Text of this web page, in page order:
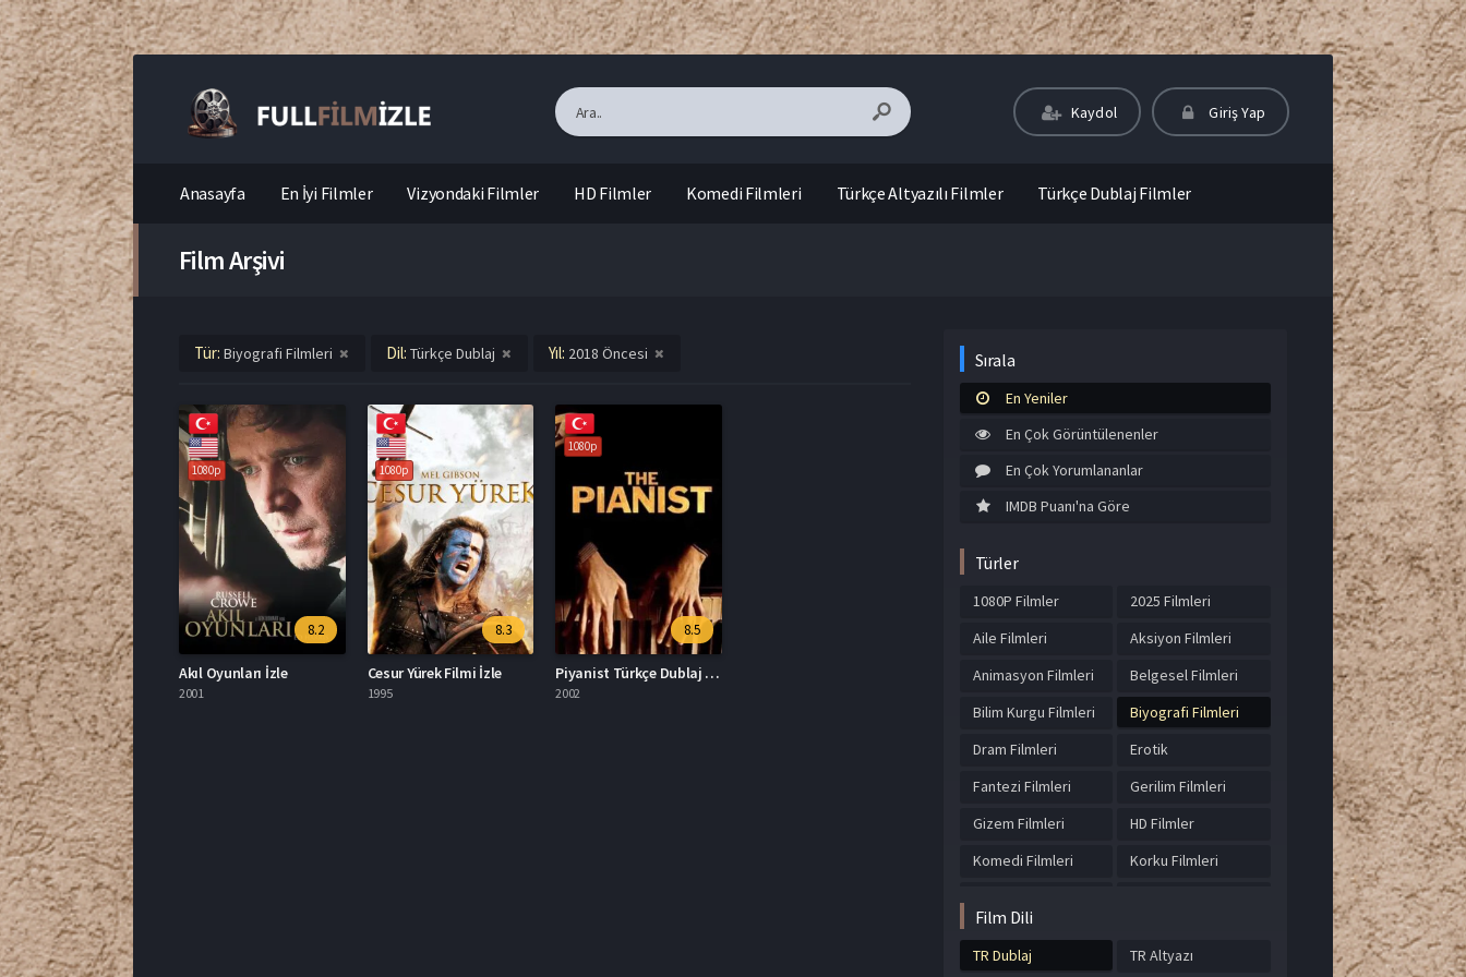
Kaydol Giriş Yap
Anasayfa En İyi Filmler Vizyondaki Filmler HD Filmler Komedi Filmleri Türkçe Altyazılı Filmler Türkçe Dublaj Filmler
Film Arşivi
Tür: Biyografi Filmleri Dil: Türkçe Dublaj Yıl: 2018 Öncesi
1080p
8.2
Akıl Oyunları İzle
2001
1080p
8.3
Cesur Yürek Filmi İzle
1995
1080p
8.5
Piyanist Türkçe Dublaj İzle
2002
Sırala
En Yeniler
En Çok Görüntülenenler
En Çok Yorumlananlar
IMDB Puanı'na Göre
Türler
1080P Filmler
2025 Filmleri
Aile Filmleri
Aksiyon Filmleri
Animasyon Filmleri
Belgesel Filmleri
Bilim Kurgu Filmleri
Biyografi Filmleri
Dram Filmleri
Erotik
Fantezi Filmleri
Gerilim Filmleri
Gizem Filmleri
HD Filmler
Komedi Filmleri
Korku Filmleri
Tarih Filmleri
Film Dili
TR Dublaj TR Altyazı